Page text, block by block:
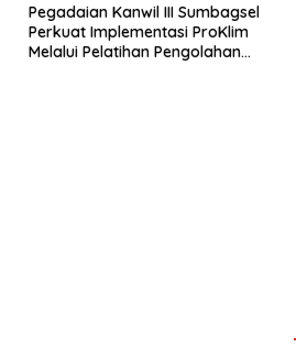
Kanwil III Sumbagsel
ProKlim
Pengolahan
Dituduh
Palembang,
Gandeng
Pengukuran